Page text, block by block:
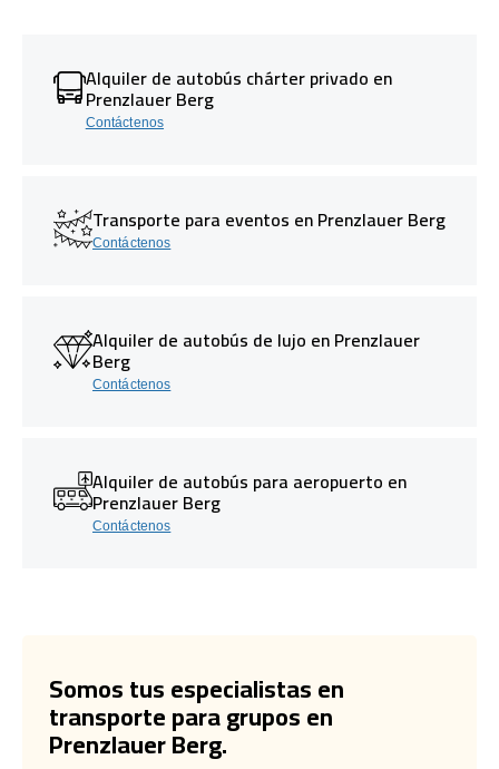
Alquiler de autobús chárter privado en
Prenzlauer Berg
Contáctenos
Transporte para eventos en Prenzlauer Berg
Contáctenos
Alquiler de autobús de lujo en Prenzlauer
Berg
Contáctenos
Alquiler de autobús para aeropuerto en
Prenzlauer Berg
Contáctenos
Somos tus especialistas en
transporte para grupos en
Prenzlauer Berg.